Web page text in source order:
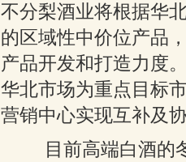
不分梨酒业将根据华
的区域性中价位产品
产品开发和打造力度
华北市场为重点目标
营销中心实现互补及
目前高端白酒的冬